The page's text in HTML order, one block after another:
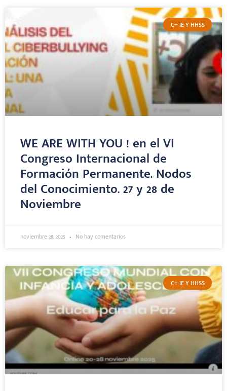
C+ IE Y HHSS
WE ARE WITH YOU ! en el VI
Congreso Internacional de
Formación Permanente. Nodos
del Conocimiento. 27 y 28 de
Noviembre
noviembre 28, 2025 No hay comentarios
C+ IE Y HHSS